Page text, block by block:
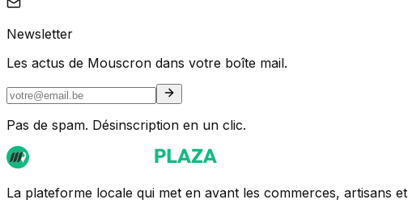
Newsletter
Les actus de Mouscron dans votre boîte mail.
Pas de spam. Désinscription en un clic.
La plateforme locale qui met en avant les commerces, artisans